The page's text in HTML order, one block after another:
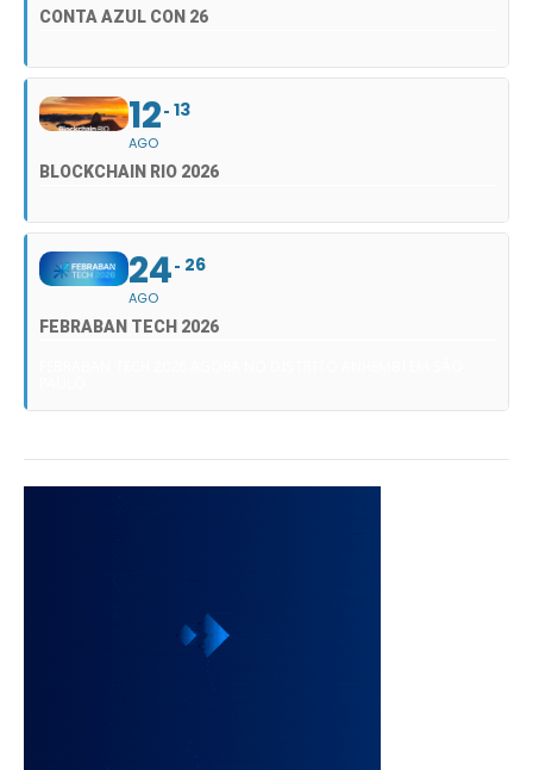
CONTA AZUL CON 26
12
AGO
13
BLOCKCHAIN RIO 2026
24
AGO
26
FEBRABAN TECH 2026